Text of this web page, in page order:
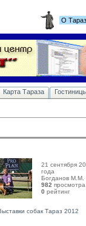
О
Карта Тараза
21 сентября
года
Богданов М.М.
982 просмотра
0 рейтинг
собак Тараз 2012